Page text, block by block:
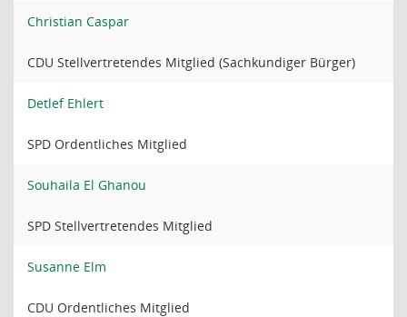
Christian Caspar
CDU Stellvertretendes Mitglied (Sachkundiger Bürger)
Detlef Ehlert
SPD Ordentliches Mitglied
Souhaila El Ghanou
SPD Stellvertretendes Mitglied
Susanne Elm
CDU Ordentliches Mitglied